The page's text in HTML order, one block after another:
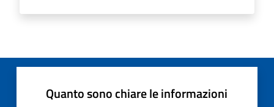
Quanto sono chiare le informazioni